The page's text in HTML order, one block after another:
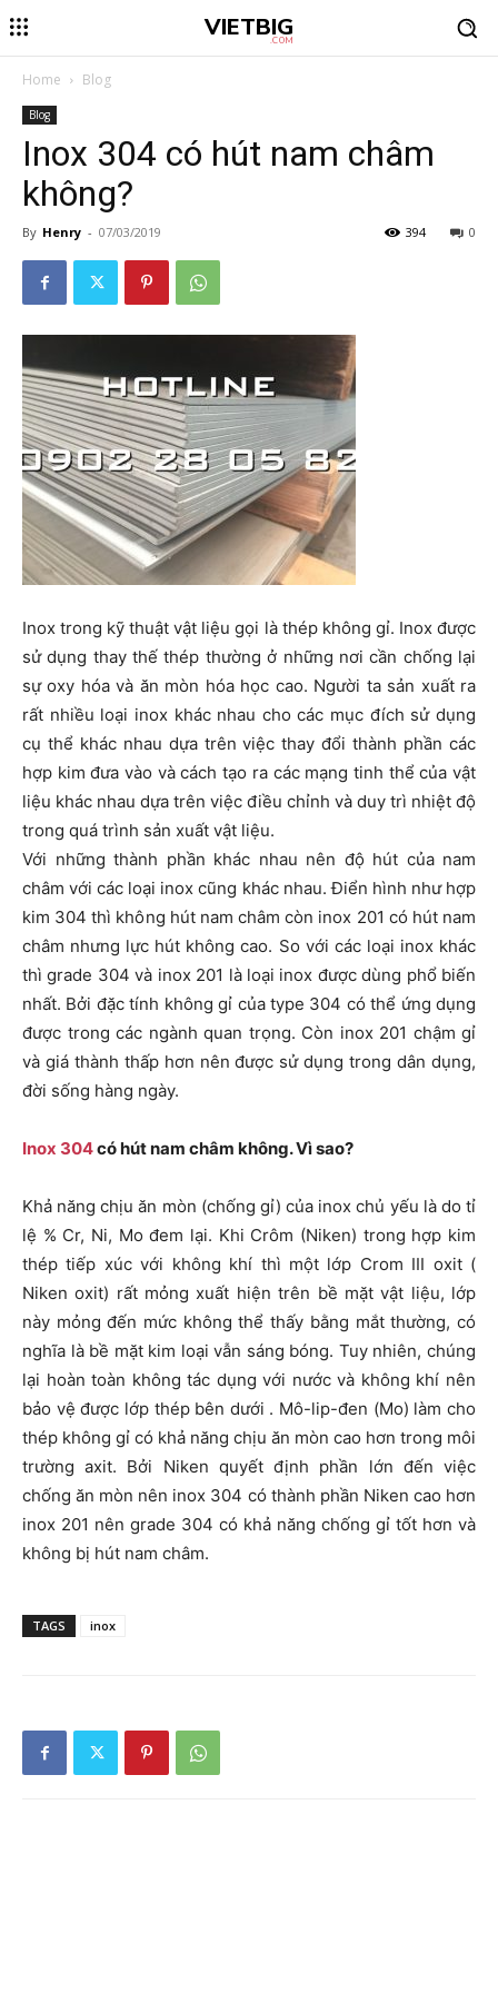
VIETBIG
.COM
Home Blog
Blog
Inox 304 có hút nam châm
không?
By Henry - 07/03/2019 0
394
Inox trong kỹ thuật vật liệu gọi là thép không gỉ. Inox được
sử dụng thay thế thép thường ở những nơi cần chống lại
sự oxy hóa và ăn mòn hóa học cao. Người ta sản xuất ra
rất nhiều loại inox khác nhau cho các mục đích sử dụng
cụ thể khác nhau dựa trên việc thay đổi thành phần các
hợp kim đưa vào và cách tạo ra các mạng tinh thể của vật
liệu khác nhau dựa trên việc điều chỉnh và duy trì nhiệt độ
trong quá trình sản xuất vật liệu.
Với những thành phần khác nhau nên độ hút của nam
châm với các loại inox cũng khác nhau. Điển hình như hợp
kim 304 thì không hút nam châm còn inox 201 có hút nam
châm nhưng lực hút không cao. So với các loại inox khác
thì grade 304 và inox 201 là loại inox được dùng phổ biến
nhất. Bởi đặc tính không gỉ của type 304 có thể ứng dụng
được trong các ngành quan trọng. Còn inox 201 chậm gỉ
và giá thành thấp hơn nên được sử dụng trong dân dụng,
đời sống hàng ngày.
Inox 304có hút nam châm không. Vì sao?
Khả năng chịu ăn mòn (chống gỉ) của inox chủ yếu là do tỉ
lệ % Cr, Ni, Mo đem lại. Khi Crôm (Niken) trong hợp kim
thép tiếp xúc với không khí thì một lớp Crom III oxit (
Niken oxit) rất mỏng xuất hiện trên bề mặt vật liệu, lớp
này mỏng đến mức không thể thấy bằng mắt thường, có
nghĩa là bề mặt kim loại vẫn sáng bóng. Tuy nhiên, chúng
lại hoàn toàn không tác dụng với nước và không khí nên
bảo vệ được lớp thép bên dưới . Mô-lip-đen (Mo) làm cho
thép không gỉ có khả năng chịu ăn mòn cao hơn trong môi
trường axit. Bởi Niken quyết định phần lớn đến việc
chống ăn mòn nên inox 304 có thành phần Niken cao hơn
inox 201 nên grade 304 có khả năng chống gỉ tốt hơn và
không bị hút nam châm.
TAGS inox